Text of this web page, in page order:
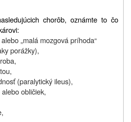
chorôb, oznámte to čo
„malá mozgová príhoda“
porážky),
(paralytický ileus),
obličiek,